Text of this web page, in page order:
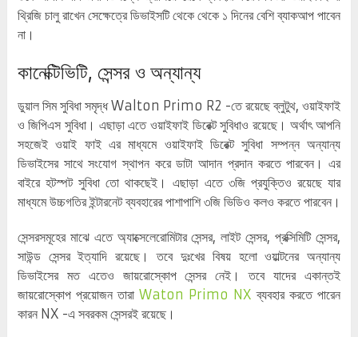
থ্রিজি চালু রাখেন সেক্ষেত্রে ডিভাইসটি থেকে থেকে ১ দিনের বেশি ব্যাকআপ পাবেন
না।
কানেক্টিভিটি, সেন্সর ও অন্যান্য
ডুয়াল সিম সুবিধা সমৃদ্ধ Walton Primo R2 -তে রয়েছে ব্লুটুথ, ওয়াইফাই
ও জিপিএস সুবিধা। এছাড়া এতে ওয়াইফাই ডিরেক্ট সুবিধাও রয়েছে। অর্থাৎ আপনি
সহজেই ওয়াই ফাই এর মাধ্যমে ওয়াইফাই ডিরেক্ট সুবিধা সম্পন্ন অন্যান্য
ডিভাইসের সাথে সংযোগ স্থাপন করে ডাটা আদান প্রদান করতে পারবেন। এর
বাইরে হটস্পট সুবিধা তো থাকছেই। এছাড়া এতে ৩জি প্রযুক্তিও রয়েছে যার
মাধ্যমে উচ্চগতির ইন্টারনেট ব্যবহারের পাশাপাশি ৩জি ভিডিও কলও করতে পারবেন।
সেন্সরসমূহের মাঝে এতে অ্যাক্সেলেরোমিটার সেন্সর, লাইট সেন্সর, প্রক্সিমিটি সেন্সর,
সাউন্ড সেন্সর ইত্যাদি রয়েছে। তবে দুঃখের বিষয় হলো ওয়াল্টনের অন্যান্য
ডিভাইসের মত এতেও জায়রোস্কোপ সেন্সর নেই। তবে যাদের একান্তই
জায়রোস্কোপ প্রয়োজন তারা Waton Primo NX ব্যবহার করতে পারেন
কারন NX -এ সবরকম সেন্সরই রয়েছে।